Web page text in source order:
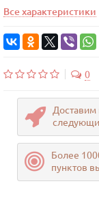
Все характеристики
0
Доставим
Более
пунктов